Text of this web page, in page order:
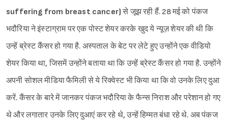
suffering from breast cancer)से जूझ रही हैं. 28 मई को पंकज
भदौरिया ने इंस्टाग्राम पर एक पोस्ट शेयर करके खुद ये न्यूज़ शेयर की थी कि
उन्हें ब्रेस्ट कैंसर हो गया है. अस्पताल के बेट पर लेटे हुए उन्होंने एक वीडियो
शेयर किया था, जिसमें उन्होंने बताया था कि उन्हें ब्रेस्ट कैंसर हो गया है. उन्होंने
अपनी सोशल मीडिया फैमिली से ये रिक्वेस्ट भी किया था कि वो उनके लिए दुआ
करें. कैंसर के बारे में जानकर पंकज भदौरिया के फैन्स निराश और परेशान हो गए
थे और लगातार उनके लिए दुआएं कर रहे थे, उन्हें हिम्मत बंधा रहे थे. अब पंकज